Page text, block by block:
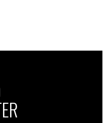
nuit remis en service
neuves générant une
des opérations de
de reprise